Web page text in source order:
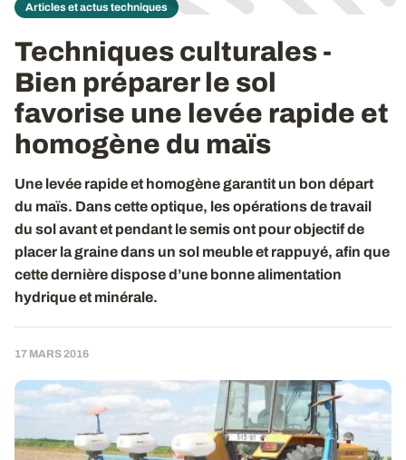
Articles et actus techniques
Techniques culturales -
Bien préparer le sol
favorise une levée rapide et
homogène du maïs
Une levée rapide et homogène garantit un bon départ
du maïs. Dans cette optique, les opérations de travail
du sol avant et pendant le semis ont pour objectif de
placer la graine dans un sol meuble et rappuyé, afin que
cette dernière dispose d’une bonne alimentation
hydrique et minérale.
17 MARS 2016